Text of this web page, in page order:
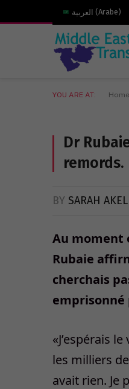
العربية (Arabe)
YOU ARE AT: Home
Dr
remords.
BY SARAH AKEL
Au moment
Rubaie
cherchais
«J’espérais
les milliers
avait rien. Je